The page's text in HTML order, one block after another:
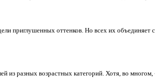
приглушенных оттенков. Но всех их объединяет
из разных возрастных категорий. Хотя, во